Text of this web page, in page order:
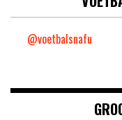
@voetbalsnafu